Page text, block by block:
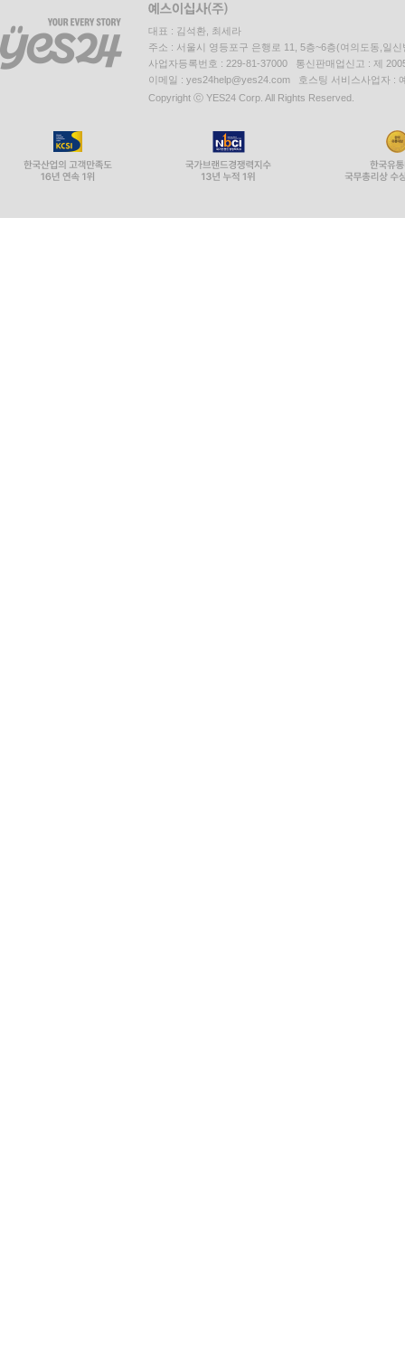
대표 : 김석환, 최세라
주소 : 서울시 영등포구 은행로 11, 5층~6층(여의도동,일신
사업자등록번호 : 229-81-37000 통신판매업신고 : 제
이메일 : yes24help@yes24.com 호스팅 서비스사업자 :
Copyright ⓒ YES24 Corp. All Rights Reserved.